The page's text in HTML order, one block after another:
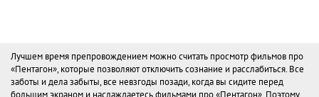
Лучшем время препровождением можно считать просмотр фильмов про
«Пентагон», которые позволяют отключить сознание и расслабиться. Все
заботы и дела забыты, все невзгоды позади, когда вы сидите перед
большим экраном и наслаждаетесь фильмами про «Пентагон». Поэтому